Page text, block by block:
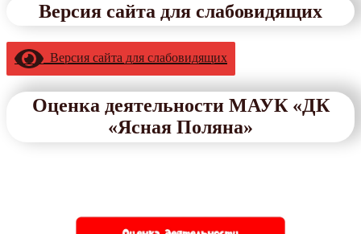
Версия сайта для слабовидящих
Версия сайта для слабовидящих
Оценка деятельности МАУК «ДК
«Ясная Поляна»